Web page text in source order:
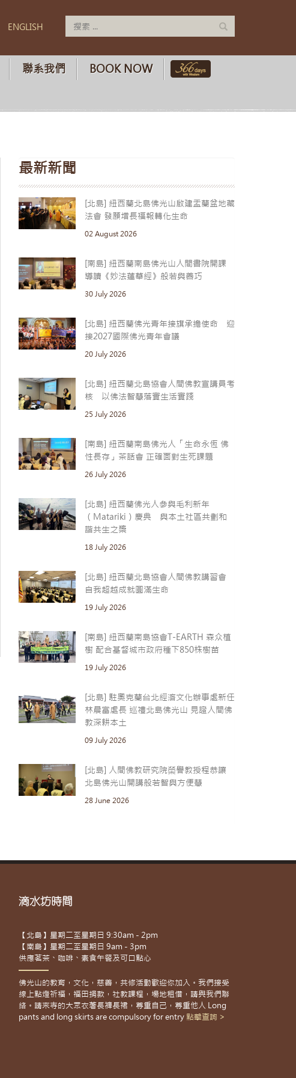
ENGLISH
聯系我們 BOOK NOW
最新新聞
[北島] 紐西蘭北島佛光山啟建盂蘭盆地藏
法會 發願增長福報轉化生命
02 August 2026
[南島] 紐西蘭南島佛光山人間書院開課
導讀《妙法蓮華經》般若與善巧
30 July 2026
[北島] 紐西蘭佛光青年接旗承擔使命 迎
接2027國際佛光青年會議
20 July 2026
[北島] 紐西蘭北島協會人間佛教宣講員考
核 以佛法智慧落實生活實踐
25 July 2026
[南島] 紐西蘭南島佛光人「生命永恆 佛
性長存」茶話會 正確面對生死課題
26 July 2026
[北島] 紐西蘭佛光人參與毛利新年
（Matariki）慶典 與本土社區共劃和
諧共生之槳
18 July 2026
[北島] 紐西蘭北島協會人間佛教講習會
自我超越成就圓滿生命
19 July 2026
[南島] 紐西蘭南島協會T-EARTH 森众植
樹 配合基督城市政府種下850株樹苗
19 July 2026
[北島] 駐奧克蘭台北經濟文化辦事處新任
林晨富處長 巡禮北島佛光山 見證人間佛
教深耕本土
09 July 2026
[北島] 人間佛教研究院榮譽教授程恭讓
北島佛光山開講般若智與方便慧
28 June 2026
滴水坊時間
【北島】星期二至星期日 9:30am - 2pm
【南島】星期二至星期日 9am - 3pm
供應茗茶、咖啡、素食午餐及可口點心
佛光山的教育，文化，慈善，共修活動歡迎你加入。我們接受
線上點燈祈福，福田捐款，社教課程，場地租借，請與我們聯
絡。請來寺的大眾衣著長褲長裙，尊重自己，尊重他人 Long
pants and long skirts are compulsory for entry 點擊查詢 >